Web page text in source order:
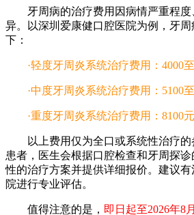
牙周病的治疗费用因病情严重程度
异。以深圳爱康健口腔医院为例，牙
下：
·轻度牙周炎系统治疗费用：4000至
·中度牙周炎系统治疗费用：5100至
·重度牙周炎系统治疗费用：8100
以上费用仅为全口或系统性治疗的
患者，医生会根据口腔检查和牙周探
性的治疗方案并提供详细报价。建议有
院进行专业评估。
值得注意的是， 即日起至2026年8